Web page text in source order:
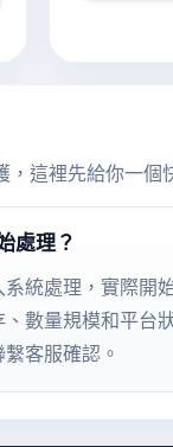
這裡先給你一個
處理？
統處理，實際開
數量規模和平台
客服確認。